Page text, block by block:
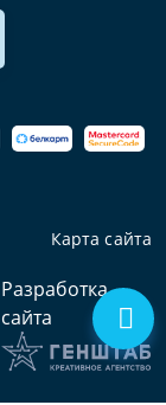
Карта сайта
Разработка
сайта